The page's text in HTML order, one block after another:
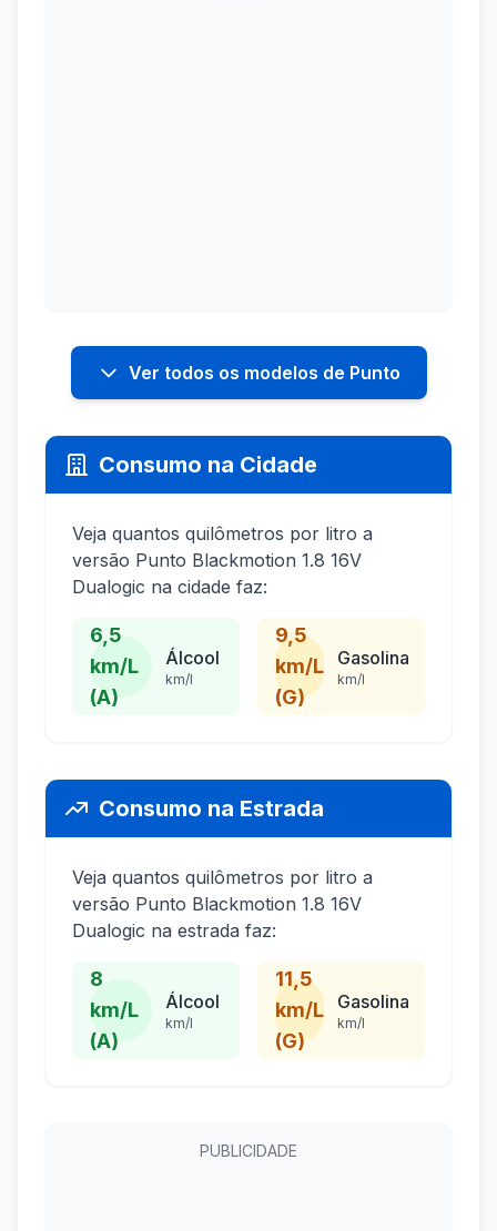
Ver todos os modelos de Punto
Consumo na Cidade
Veja quantos quilômetros por litro a
versão Punto Blackmotion 1.8 16V
Dualogic na cidade faz:
6,5
km/L
(A)
Álcool
km/l
9,5
km/L
(G)
Gasolina
km/l
Consumo na Estrada
Veja quantos quilômetros por litro a
versão Punto Blackmotion 1.8 16V
Dualogic na estrada faz:
8
km/L
(A)
Álcool
km/l
11,5
km/L
(G)
Gasolina
km/l
PUBLICIDADE